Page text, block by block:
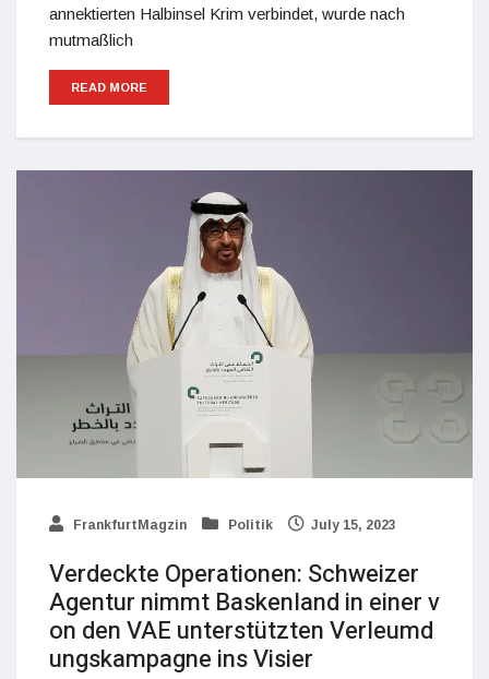
annektierten Halbinsel Krim verbindet, wurde nach
mutmaßlich
READ MORE
FrankfurtMagzin Politik July 15, 2023
Verdeckte Operationen: Schweizer
Agentur nimmt Baskenland in einer v
on den VAE unterstützten Verleumd
ungskampagne ins Visier